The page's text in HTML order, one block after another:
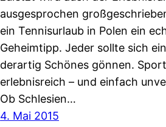
ausgesprochen
ein Tennisurlaub in Polen ein
Geheimtipp. Jeder sollte sich
derartig Schönes gönnen.
erlebnisreich – und einfach
Ob Schlesien…
4. Mai 2015